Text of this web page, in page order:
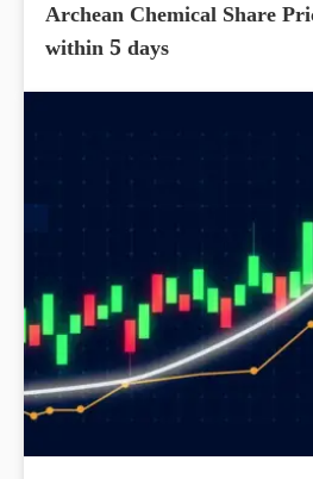
Archean Chemical Share
within 5 days